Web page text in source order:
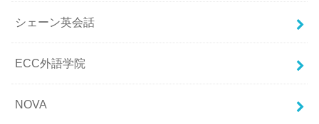
シェーン英会話
ECC外語学院
NOVA